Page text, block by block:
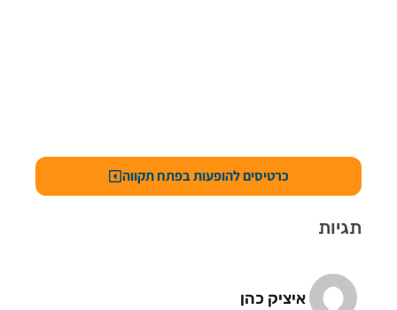
כרטיסים להופעות בפתח תקווה
תגיות
איציק כהן